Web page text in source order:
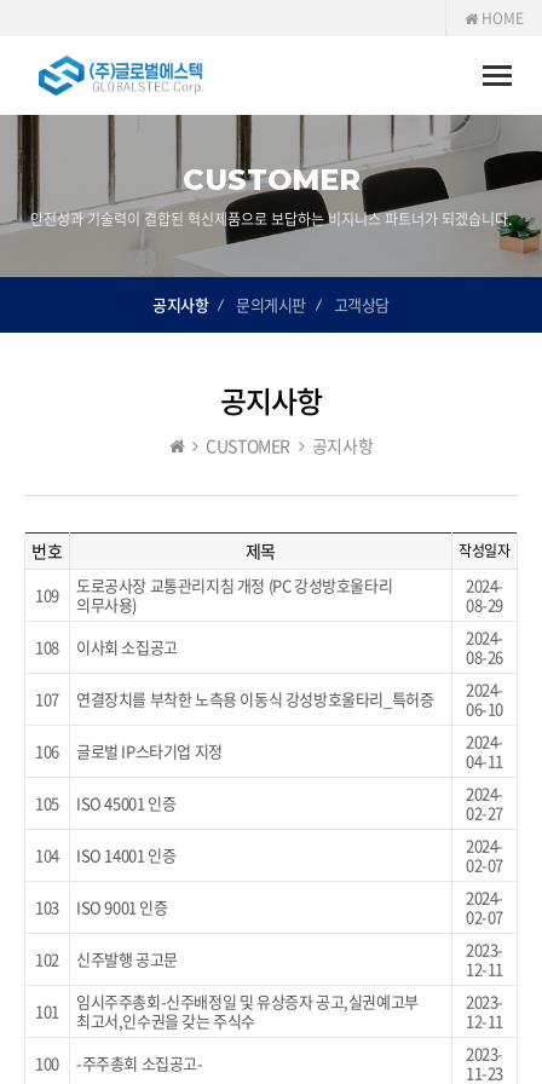
HOME
Toggle
CUSTOMER
안전성과 기술력이 결합된 혁신제품으로 보답하는 비지니스 파트너가 되겠습니다.
공지사항 문의게시판 고객상담
공지사항
CUSTOMER 공지사항
번호 제목 작성일자
109
도로공사장 교통관리지침 개정 (PC 강성방호울타리
의무사용)
2024-
08-29
108
이사회 소집공고
2024-
08-26
107
연결장치를 부착한 노측용 이동식 강성방호울타리_특허증
2024-
06-10
106
글로벌 IP스타기업 지정
2024-
04-11
105
ISO 45001 인증
2024-
02-27
104
ISO 14001 인증
2024-
02-07
103
ISO 9001 인증
2024-
02-07
102
신주발행 공고문
2023-
12-11
101
임시주주총회-신주배정일 및 유상증자 공고,실권예고부
최고서,인수권을 갖는 주식수
2023-
12-11
100
-주주총회 소집공고-
2023-
11-23